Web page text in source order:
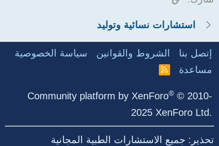
استشارات نسائية وتوليد
إتصل بنا الشروط والقوانين
سياسة الخصوصية
مساعدة
R
Community platform by XenForo® © 2010-
2025 XenForo Ltd.
تحذير: جميع الاستشارات الطبية المجانية